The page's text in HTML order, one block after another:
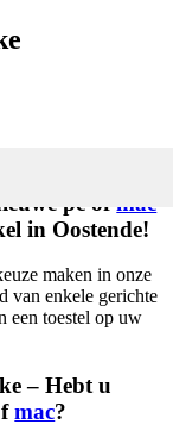
pc of mac
in Oostende!
maken in onze
van enkele gerichte
een toestel op uw
– Hebt u
mac?